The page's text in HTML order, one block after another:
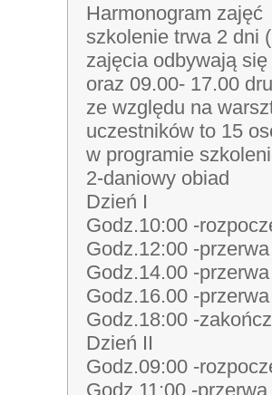
Harmonogram zajęć
szkolenie trwa 2 dni
zajęcia odbywają
oraz 09.00- 17.00
ze względu na
uczestników to 15
w programie
2-daniowy obiad
Dzień I
Godz.10:00 -
Godz.12:00 -
Godz.14.00 -
Godz.16.00 -
Godz.18:00 -
Dzień II
Godz.09:00 -
Godz.11:00 -